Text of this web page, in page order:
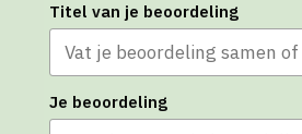
Titel van je beoordeling
Je beoordeling